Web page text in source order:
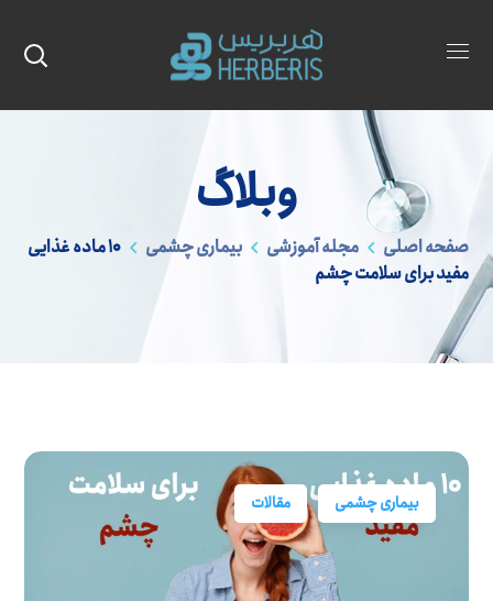
وبلاگ
صفحه اصلی مجله آموزشی بیماری چشمی
10 ماده غذایی
مفید برای سلامت چشم
بیماری چشمی مقالات